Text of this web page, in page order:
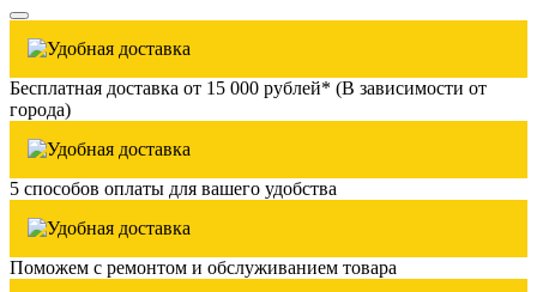
Бесплатная доставка от 15 000 рублей* (В зависимости от
города)
5 способов оплаты для вашего удобства
Поможем с ремонтом и обслуживанием товара